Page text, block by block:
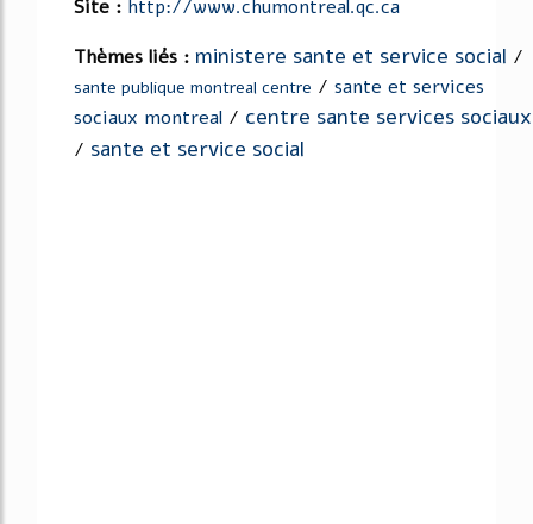
Site : http://www.chumontreal.qc.ca
Thèmes liés : ministere sante et service social /
sante publique montreal centre / sante et services
sociaux montreal / centre sante services sociaux
/ sante et service social